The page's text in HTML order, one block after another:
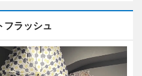
フラッシュ